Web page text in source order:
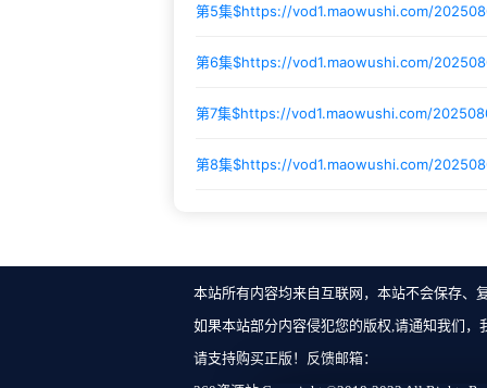
第5集$https://vod1.maowushi.com/
第6集$https://vod1.maowushi.com/
第7集$https://vod1.maowushi.com/
第8集$https://vod1.maowushi.com/
本站所有内容均来自互联网，本站不会保存、
如果本站部分内容侵犯您的版权,请通知我们
请支持购买正版！反馈邮箱：